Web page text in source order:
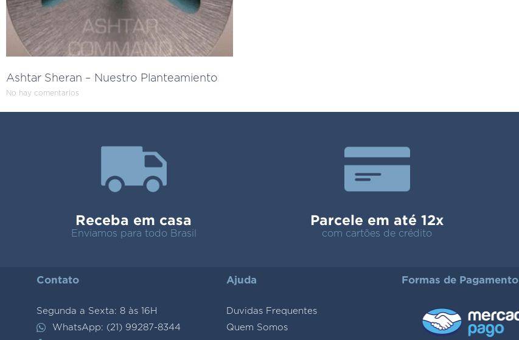
Ashtar Sheran – Nuestro Planteamiento
No hay comentarios
Receba em casa
Enviamos para todo Brasil
Parcele em até 12x
com cartões de crédito
Contato
Segunda a Sexta: 8 às 16H
WhatsApp: (21) 99287-8344
Ajuda
Duvidas Frequentes
Quem Somos
Formas de Pagamento